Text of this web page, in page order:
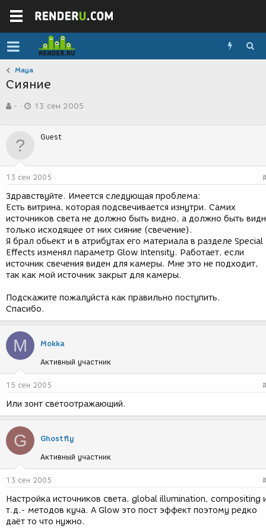
Maya
Сияние
в
р
м
-
а
д
н
и
я
13 сен 2005
Guest
13 сен 2005
Здравствуйте. Имеется следующая проблема:
Есть витрина, которая подсвечивается изнутри. Самих
источников света не должно быть видно, а должно быть
только исходящее от них сияние (свечение).
Я брал обьект и в атрибутах его материала в разделе Special
Effects изменял параметр Glow Intensity. Работает, если
источник свечения виден для камеры. Мне это не подходит,
так как мой источник закрыт для камеры.
Подскажите пожалуйста как правильно поступить.
Спасибо.
M Mokka
Активный участник
15 сен 2005
Или зонт светоотражающий.
G Ghostfly
Активный участник
13 сен 2005
Настройка источников света, global illumination, compositing
т.д.- методов куча. А Glow это пост эффект поэтому редко
даёт то что нужно.